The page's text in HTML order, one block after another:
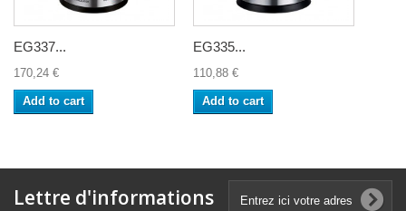
EG337...
170,24 €
Add to cart
EG335...
110,88 €
Add to cart
Lettre d'informations